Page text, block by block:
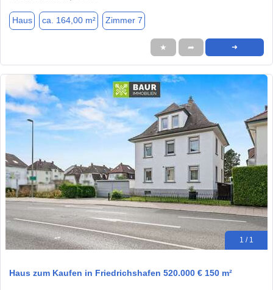
Haus ca. 164,00 m² Zimmer 7
★ ➦ ➜
1 / 1
Haus zum Kaufen in Friedrichshafen 520.000 € 150 m²